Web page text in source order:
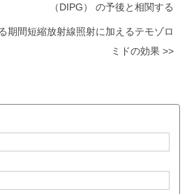
（DIPG） の予後と相関する
期間短縮放射線照射に加えるテモゾロ
ミドの効果 >>